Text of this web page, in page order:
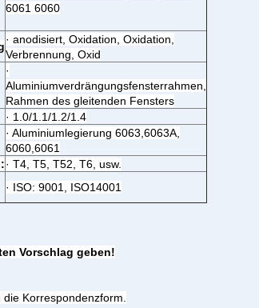
6061 6060
· anodisiert, Oxidation, Oxidation,
Verbrennung, Oxid
·
Aluminiumverdrängungsfensterrahmen,
Rahmen des gleitenden Fensters
· 1.0/1.1/1.2/1.4
· Aluminiumlegierung 6063,6063A,
6060,6061
· T4, T5, T52, T6, usw.
· ISO: 9001, ISO14001
Vorschlag geben!
Korrespondenzform.